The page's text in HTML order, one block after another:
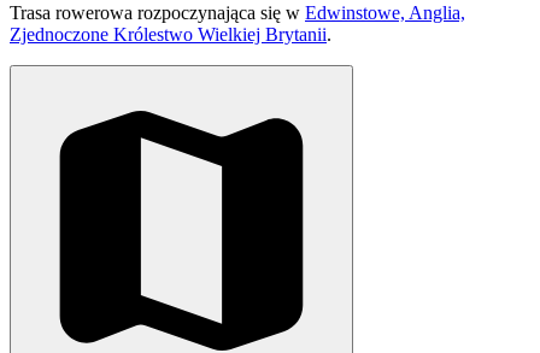
Trasa rowerowa rozpoczynająca się w Edwinstowe, Anglia,
Zjednoczone Królestwo Wielkiej Brytanii.